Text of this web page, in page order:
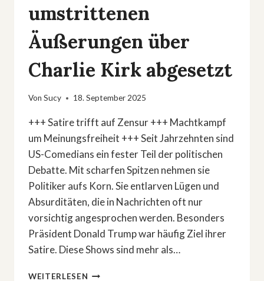
umstrittenen
Äußerungen über
Charlie Kirk abgesetzt
Von Sucy 18. September 2025
+++ Satire trifft auf Zensur +++ Machtkampf
um Meinungsfreiheit +++ Seit Jahrzehnten sind
US-Comedians ein fester Teil der politischen
Debatte. Mit scharfen Spitzen nehmen sie
Politiker aufs Korn. Sie entlarven Lügen und
Absurditäten, die in Nachrichten oft nur
vorsichtig angesprochen werden. Besonders
Präsident Donald Trump war häufig Ziel ihrer
Satire. Diese Shows sind mehr als…
WEITERLESEN JIMMY